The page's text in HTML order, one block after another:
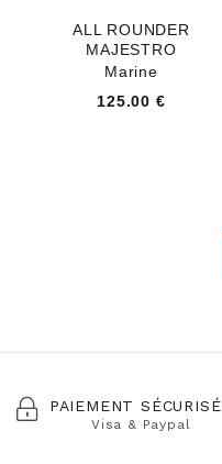
ALL ROUNDER
MAJESTRO
Marine
125.00 €
PAIEMENT SÉCURISÉ
Visa & Paypal